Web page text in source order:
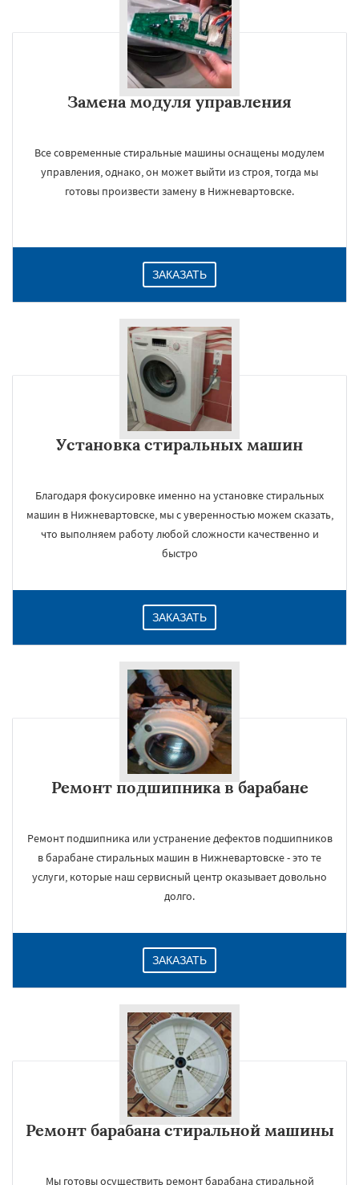
Замена модуля управления
Все современные стиральные машины оснащены модулем
управления, однако, он может выйти из строя, тогда мы
готовы произвести замену в Нижневартовске.
ЗАКАЗАТЬ
Установка стиральных машин
Благодаря фокусировке именно на установке стиральных
машин в Нижневартовске, мы с уверенностью можем сказать,
что выполняем работу любой сложности качественно и
быстро
ЗАКАЗАТЬ
Ремонт подшипника в барабане
Ремонт подшипника или устранение дефектов подшипников
в барабане стиральных машин в Нижневартовске - это те
услуги, которые наш сервисный центр оказывает довольно
долго.
ЗАКАЗАТЬ
Ремонт барабана стиральной машины
Мы готовы осуществить ремонт барабана стиральной